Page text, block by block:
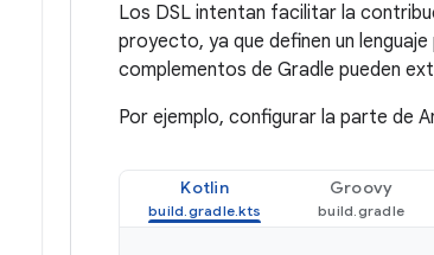
Los DSL intentan facilitar la
proyecto, ya que definen un
complementos de Gradle pueden
Por ejemplo, configurar la parte de
Kotlin Groovy